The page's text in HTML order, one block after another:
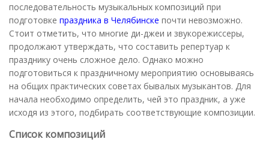
последовательность музыкальных композиций при
подготовке праздника в Челябинске почти невозможно.
Стоит отметить, что многие ди-джеи и звукорежиссеры,
продолжают утверждать, что составить репертуар к
празднику очень сложное дело. Однако можно
подготовиться к праздничному мероприятию основываясь
на общих практических советах бывалых музыкантов. Для
начала необходимо определить, чей это праздник, а уже
исходя из этого, подбирать соответствующие композиции.
Список композиций